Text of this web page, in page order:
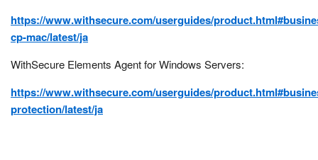
https://www.withsecure.com/userguides/
cp-mac/latest/ja
WithSecure Elements Agent for Windows Servers:
https://www.withsecure.com/userguides/
protection/latest/ja